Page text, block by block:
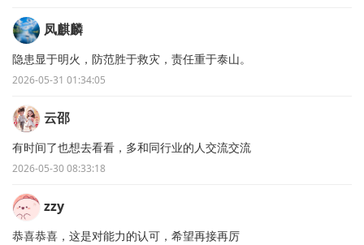
凤麒麟
隐患显于明火，防范胜于救灾，责任重于泰山。
2026-05-31 01:34:05
云邵
有时间了也想去看看，多和同行业的人交流交流
2026-05-30 08:33:18
zzy
恭喜恭喜，这是对能力的认可，希望再接再厉